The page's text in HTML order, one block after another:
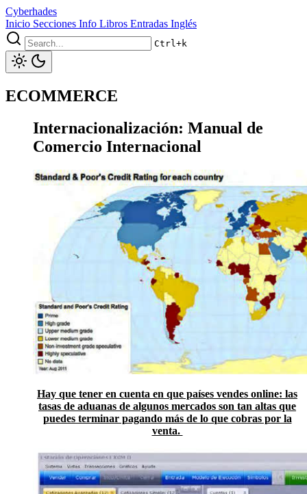
Cyberhades
Inicio Secciones Info Libros Entradas Inglés
Ctrl+k
ECOMMERCE
Internacionalización: Manual de
Comercio Internacional
Hay que tener en cuenta en que países vendes online: las
tasas de aduanas de algunos mercados son tan altas que
puedes terminar pagando más de lo que cobras por la
venta.